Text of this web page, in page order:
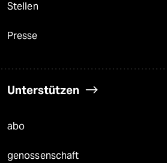
Stellen
Presse
Unterstützen
abo
genossenschaft